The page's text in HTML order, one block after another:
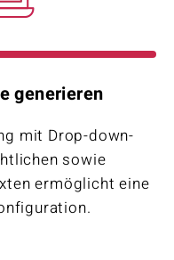
generieren
mit Drop-down-
sowie
ermöglicht eine